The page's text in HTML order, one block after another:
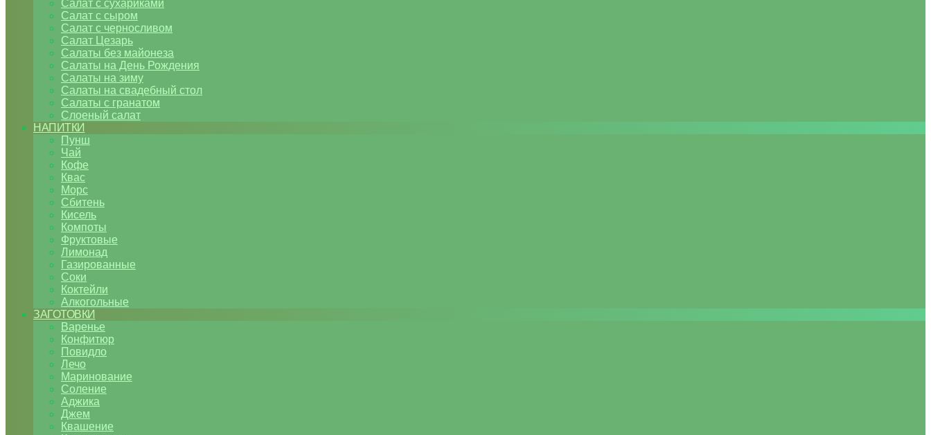
Салат с сухариками
Салат с сыром
Салат с черносливом
Салат Цезарь
Салаты без майонеза
Салаты на День Рождения
Салаты на зиму
Салаты на свадебный стол
Салаты с гранатом
Слоеный салат
НАПИТКИ
Пунш
Чай
Кофе
Квас
Морс
Сбитень
Кисель
Компоты
Фруктовые
Лимонад
Газированные
Соки
Коктейли
Алкогольные
ЗАГОТОВКИ
Варенье
Конфитюр
Повидло
Лечо
Маринование
Соление
Аджика
Джем
Квашение